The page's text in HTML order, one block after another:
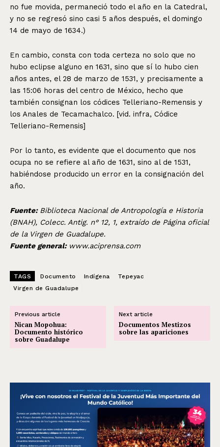
no fue movida, permaneció todo el año en la Catedral,
y no se regresó sino casi 5 años después, el domingo
14 de mayo de 1634.)
En cambio, consta con toda certeza no solo que no
hubo eclipse alguno en 1631, sino que sí lo hubo cien
años antes, el 28 de marzo de 1531, y precisamente a
las 15:06 horas del centro de México, hecho que
también consignan los códices Telleriano-Remensis y
los Anales de Tecamachalco. [vid. infra, Códice
Telleriano-Remensis]
Por lo tanto, es evidente que el documento que nos
ocupa no se refiere al año de 1631, sino al de 1531,
habiéndose producido un error en la consignación del
año.
Fuente: Biblioteca Nacional de Antropología e Historia
(BNAH), Colecc. Antig. n° 12, 1, extraído de Página oficial
de la Virgen de Guadalupe.
Fuente general: www.aciprensa.com
TAGS Documento Indígena
Tepeyac
Virgen de Guadalupe
Previous article
Nican Mopohua:
Documento histórico
sobre Guadalupe
Next article
Documentos Mestizos
sobre las apariciones